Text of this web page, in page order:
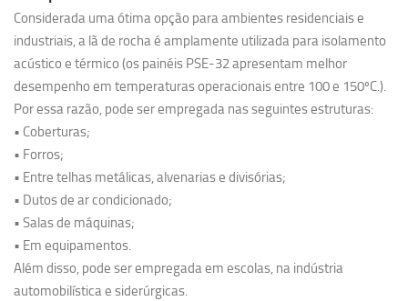
Considerada uma ótima opção para ambientes residenciais e
industriais, a lã de rocha é amplamente utilizada para isolamento
acústico e térmico (os painéis PSE-32 apresentam melhor
desempenho em temperaturas operacionais entre 100 e 150ºC.).
Por essa razão, pode ser empregada nas seguintes estruturas:
• Coberturas;
• Forros;
• Entre telhas metálicas, alvenarias e divisórias;
• Dutos de ar condicionado;
• Salas de máquinas;
• Em equipamentos.
Além disso, pode ser empregada em escolas, na indústria
automobilística e siderúrgicas.